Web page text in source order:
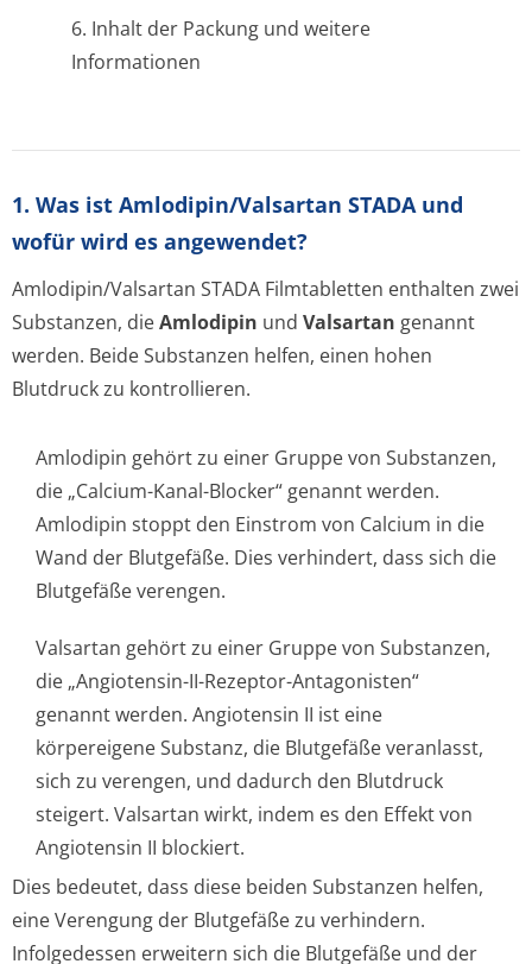
6. Inhalt der Packung und weitere
Informationen
1. Was ist Amlodipin/Valsartan STADA und
wofür wird es angewendet?
Amlodipin/Valsartan STADA Filmtabletten enthalten zwei
Substanzen, dieAmlodipin und Valsartan genannt
werden. Beide Substanzen helfen, einen hohen
Blutdruck zu kontrollieren.
Amlodipin gehört zu einer Gruppe von Substanzen,
die „Calcium-Kanal-Blocker“ genannt werden.
Amlodipin stoppt den Einstrom von Calcium in die
Wand der Blutgefäße. Dies verhindert, dass sich die
Blutgefäße verengen.
Valsartan gehört zu einer Gruppe von Substanzen,
die „Angiotensin-II-Rezeptor-Antagonisten“
genannt werden. Angiotensin II ist eine
körpereigene Substanz, die Blutgefäße veranlasst,
sich zu verengen, und dadurch den Blutdruck
steigert. Valsartan wirkt, indem es den Effekt von
Angiotensin II blockiert.
Dies bedeutet, dass diese beiden Substanzen helfen,
eine Verengung der Blutgefäße zu verhindern.
Infolgedessen erweitern sich die Blutgefäße und der